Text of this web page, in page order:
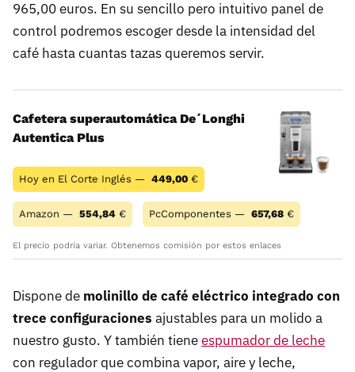
965,00 euros. En su sencillo pero intuitivo panel de
control podremos escoger desde la intensidad del
café hasta cuantas tazas queremos servir.
Cafetera superautomática De´Longhi
Autentica Plus
Hoy en El Corte Inglés — 449,00 €
Amazon — 554,84 € PcComponentes — 657,68 €
El precio podría variar. Obtenemos comisión por estos enlaces
Dispone de molinillo de café eléctrico integrado con
trece configuraciones ajustables para un molido a
nuestro gusto. Y también tieneespumador de leche
con regulador que combina vapor, aire y leche,